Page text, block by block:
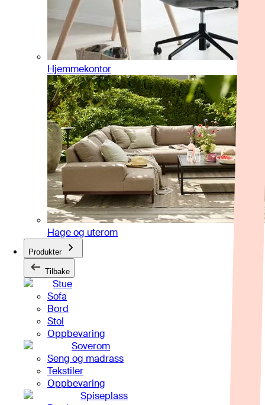
Hjemmekontor
Hage og uterom
Produkter
Tilbake
Stue
Sofa
Bord
Stol
Oppbevaring
Soverom
Seng og madrass
Tekstiler
Oppbevaring
Spiseplass